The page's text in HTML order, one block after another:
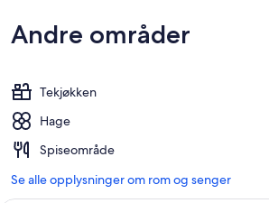
Andre områder
Tekjøkken
Hage
Spiseområde
Se alle opplysninger om rom og senger